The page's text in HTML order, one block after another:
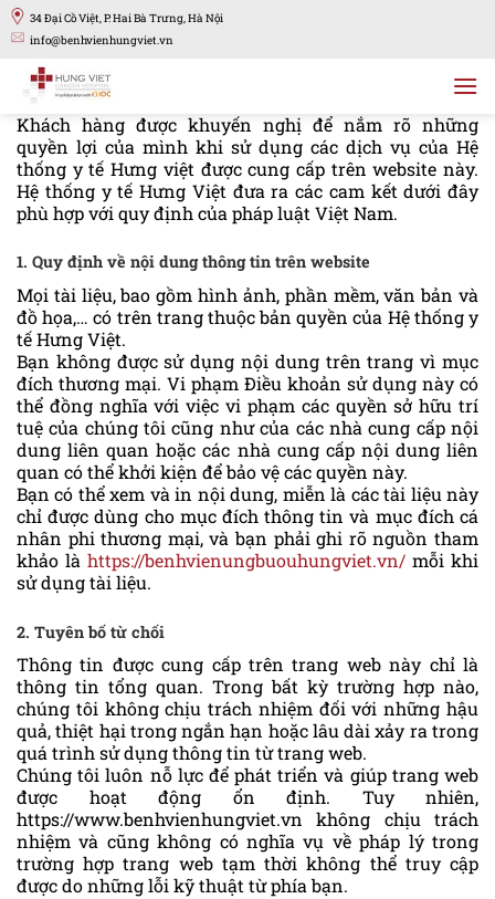
Bỏ
qua
dung
34 Đại Cồ Việt, P. Hai Bà Trưng, Hà Nội
info@benhvienhungviet.vn
Khách hàng được khuyến nghị để nắm rõ những
quyền lợi của mình khi sử dụng các dịch vụ của Hệ
thống y tế Hưng việt được cung cấp trên website này.
Hệ thống y tế Hưng Việt đưa ra các cam kết dưới đây
phù hợp với quy định của pháp luật Việt Nam.
1. Quy định về nội dung thông tin trên website
Mọi tài liệu, bao gồm hình ảnh, phần mềm, văn bản và
đồ họa,… có trên trang thuộc bản quyền của Hệ thống y
tế Hưng Việt.
Bạn không được sử dụng nội dung trên trang vì mục
đích thương mại. Vi phạm Điều khoản sử dụng này có
thể đồng nghĩa với việc vi phạm các quyền sở hữu trí
tuệ của chúng tôi cũng như của các nhà cung cấp nội
dung liên quan hoặc các nhà cung cấp nội dung liên
quan có thể khởi kiện để bảo vệ các quyền này.
Bạn có thể xem và in nội dung, miễn là các tài liệu này
chỉ được dùng cho mục đích thông tin và mục đích cá
nhân phi thương mại, và bạn phải ghi rõ nguồn tham
khảo là https://benhvienungbuouhungviet.vn/ mỗi khi
sử dụng tài liệu.
2. Tuyên bố từ chối
Thông tin được cung cấp trên trang web này chỉ là
thông tin tổng quan. Trong bất kỳ trường hợp nào,
chúng tôi không chịu trách nhiệm đối với những hậu
quả, thiệt hại trong ngắn hạn hoặc lâu dài xảy ra trong
quá trình sử dụng thông tin từ trang web.
Chúng tôi luôn nỗ lực để phát triển và giúp trang web
được hoạt động ổn định. Tuy nhiên,
https://www.benhvienhungviet.vn không chịu trách
nhiệm và cũng không có nghĩa vụ về pháp lý trong
trường hợp trang web tạm thời không thể truy cập
được do những lỗi kỹ thuật từ phía bạn.